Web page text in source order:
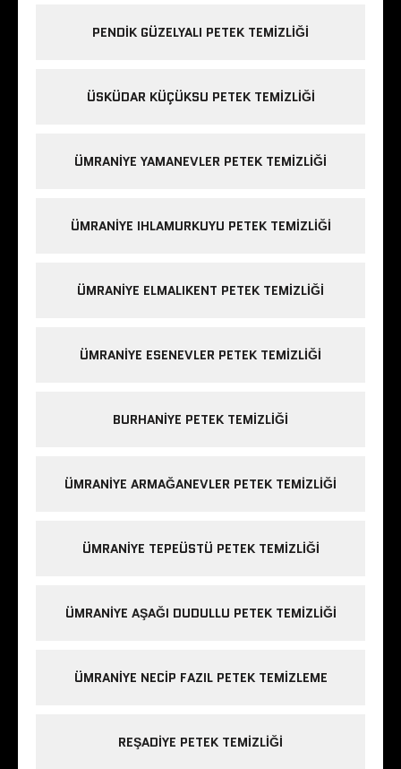
PENDIK GÜZELYALI PETEK TEMIZLIĞI
ÜSKÜDAR KÜÇÜKSU PETEK TEMIZLIĞI
ÜMRANIYE YAMANEVLER PETEK TEMIZLIĞI
ÜMRANIYE IHLAMURKUYU PETEK TEMIZLIĞI
ÜMRANIYE ELMALIKENT PETEK TEMIZLIĞI
ÜMRANIYE ESENEVLER PETEK TEMIZLIĞI
BURHANIYE PETEK TEMIZLIĞI
ÜMRANIYE ARMAĞANEVLER PETEK TEMIZLIĞI
ÜMRANIYE TEPEÜSTÜ PETEK TEMIZLIĞI
ÜMRANIYE AŞAĞI DUDULLU PETEK TEMIZLIĞI
ÜMRANIYE NECIP FAZIL PETEK TEMIZLEME
REŞADIYE PETEK TEMIZLIĞI